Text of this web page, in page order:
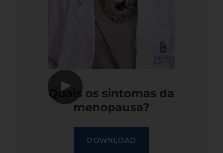
▶
Quais os sintomas da
menopausa?
DOWNLOAD